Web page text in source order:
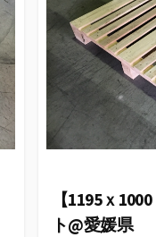
【1195ｘ
ト@愛媛県